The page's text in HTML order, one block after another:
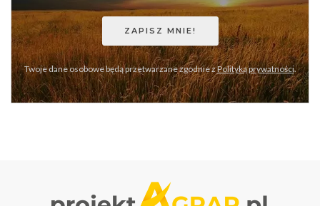
Twoje dane osobowe będą przetwarzane zgodnie zPolityką prywatności.